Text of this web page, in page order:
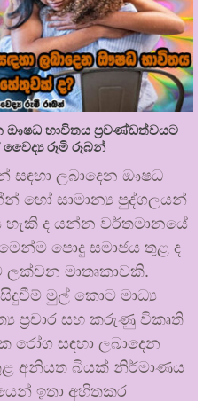
ඖෂධ භාවිතය ප්‍රචණ්ඩත්වයට
වෛද්‍ය රූමි රූබන්
ලබාදෙන ඖෂධ
හෝ සාමාන්‍ය පුද්ගලයන්
ද යන්න වර්තමානයේ
පොදු සමාජය තුළ ද
මාතෘකාවකි.
මුල් කොට මාධ්‍ය
ප්‍රචාර සහ කරුණු විකෘති
සඳහා ලබාදෙන
අනියත බියක් නිර්මාණය
ඉතා අහිතකර